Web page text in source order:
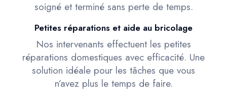
soigné et terminé sans perte de temps.
Petites réparations et aide au bricolage
Nos intervenants effectuent les petites
réparations domestiques avec efficacité. Une
solution idéale pour les tâches que vous
n’avez plus le temps de faire.